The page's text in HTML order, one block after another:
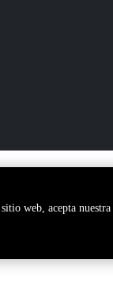
web, acepta nuestra